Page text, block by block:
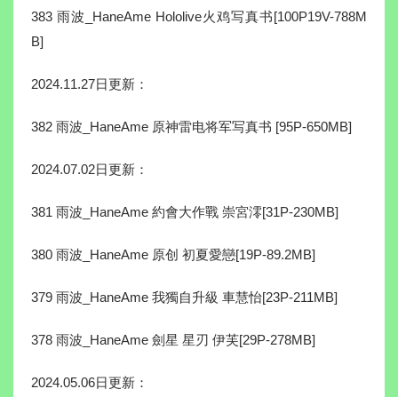
383 雨波_HaneAme Hololive火鸡写真书[100P19V-788M
B]
2024.11.27日更新：
382 雨波_HaneAme 原神雷电将军写真书 [95P-650MB]
2024.07.02日更新：
381 雨波_HaneAme 約會大作戰 崇宮澪[31P-230MB]
380 雨波_HaneAme 原创 初夏愛戀[19P-89.2MB]
379 雨波_HaneAme 我獨自升級 車慧怡[23P-211MB]
378 雨波_HaneAme 劍星 星刃 伊芙[29P-278MB]
2024.05.06日更新：